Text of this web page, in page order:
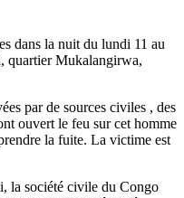
dans la nuit du lundi 11 au
quartier Mukalangirwa,
par de sources civiles , des
ouvert le feu sur cet homme
la fuite. La victime est
la société civile du Congo